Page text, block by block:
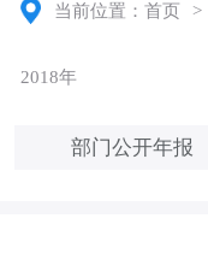
当前位置：首页 >
2018年
部门公开年报